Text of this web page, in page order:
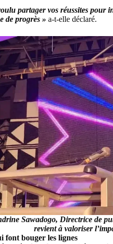
partager vos réussites pour
de progrès » a-t-elle déclaré.
Sawadogo, Directrice de
revient à valoriser
font bouger les lignes